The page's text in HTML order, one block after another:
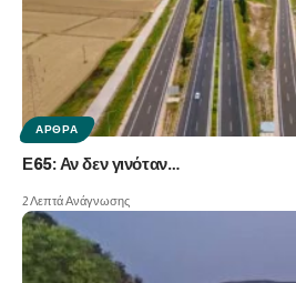
ΆΡΘΡΑ
Ε65: Αν δεν γινόταν…
2 Λεπτά Ανάγνωσης